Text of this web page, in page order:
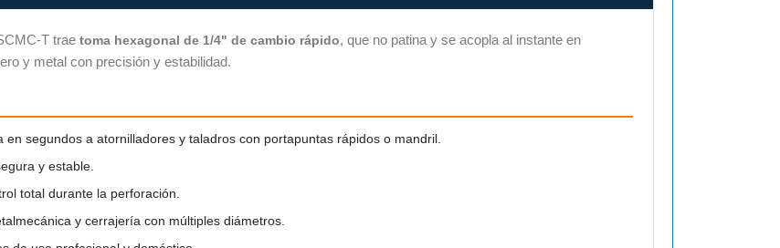
T trae toma hexagonal de 1/4" de cambio rápido, que no patina y se acopla al instante en
y metal con precisión y estabilidad.
segundos a atornilladores y taladros con portapuntas rápidos o mandril.
y estable.
total durante la perforación.
y cerrajería con múltiples diámetros.